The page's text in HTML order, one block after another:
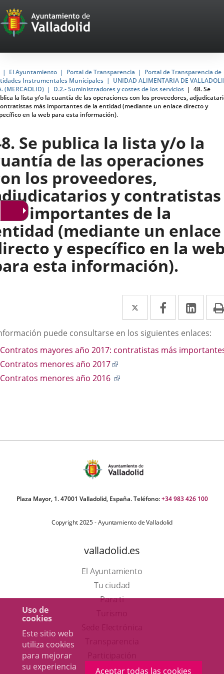
Uso de
cookies
Este sitio web
utiliza cookies
para mejorar
su experiencia
Aceptar todas las cookies
Portal
Web
del
Ayuntamiento
de
Valladolid
El Ayuntamiento Portal de Transparencia
Portal de Transparencia de
Instrumentales Municipales
UNIDAD ALIMENTARIA DE
(MERCAOLID)
D.2.- Suministradores y costes de los servicios
48. Se
la lista y/o la cuantía de las operaciones con los proveedores,
más importantes de la entidad (mediante un enlace directo y
en la web para esta información).
Se publica la lista y/o la
de las operaciones
los proveedores,
y contratistas
importantes de la
(mediante un enlace
y específico en la
esta información).
Twitter
Enlace
a
una
aplicación
Facebook
Enlace
a
una
aplicación
a
una
puede consultarse en los siguientes enlaces:
Contratos mayores año 2017: contratistas más
Contratos menores año 2017
a
Contratos menores año 2016
Plaza Mayor, 1. 47001 Valladolid, España. Teléfono:+34 983 426 100
Copyright 2025 - Ayuntamiento de Valladolid
valladolid.es
El Ayuntamiento
Tu ciudad
Para ti
en aplicación